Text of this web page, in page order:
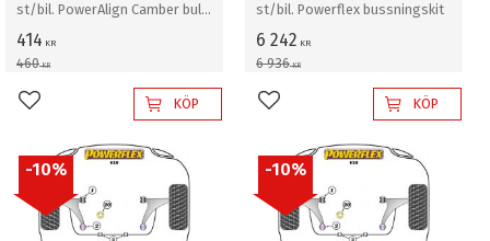
st/bil. PowerAlign Camber bult
kit (12mm)
414 KR
460KR
Lägg till i favoriterKÖP
st/bil. Powerflex bussningskit
6 242 KR
6 936KR
Lägg till i favoriterKÖP
10% 10%